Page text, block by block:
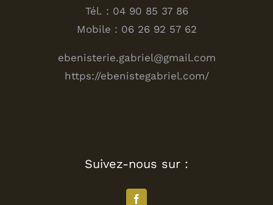
Tél. : 04 90 85 37 86
Mobile : 06 26 92 57 62
ebenisterie.gabriel@gmail.com
https://ebenistegabriel.com/
Suivez-nous sur :